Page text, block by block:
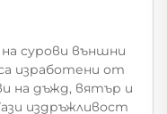
сурови външни
изработени от
на дъжд, вятър и
издръжливост